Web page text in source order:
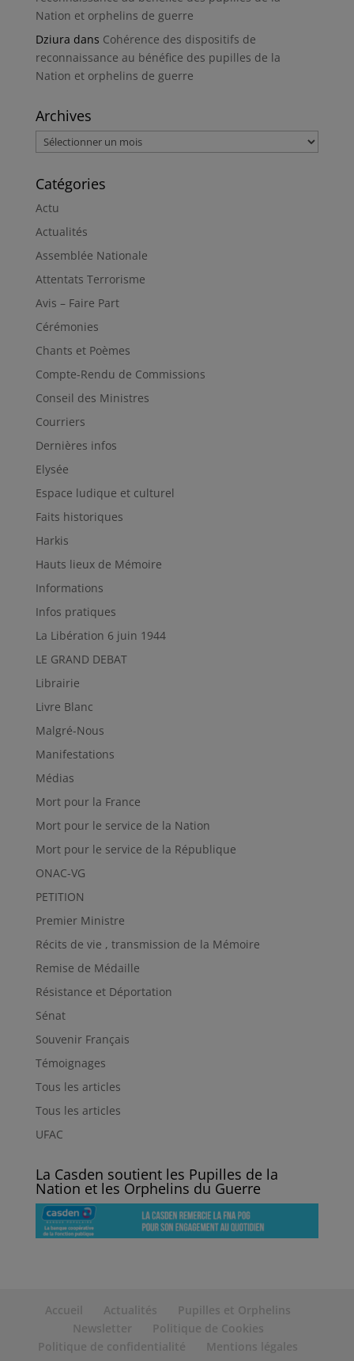
Nation et orphelins de guerre
Dziura dans Cohérence des dispositifs de
reconnaissance au bénéfice des pupilles de la
Nation et orphelins de guerre
Archives
Archives
Catégories
Actu
Actualités
Assemblée Nationale
Attentats Terrorisme
Avis – Faire Part
Cérémonies
Chants et Poèmes
Compte-Rendu de Commissions
Conseil des Ministres
Courriers
Dernières infos
Elysée
Espace ludique et culturel
Faits historiques
Harkis
Hauts lieux de Mémoire
Informations
Infos pratiques
La Libération 6 juin 1944
LE GRAND DEBAT
Librairie
Livre Blanc
Malgré-Nous
Manifestations
Médias
Mort pour la France
Mort pour le service de la Nation
Mort pour le service de la République
ONAC-VG
PETITION
Premier Ministre
Récits de vie , transmission de la Mémoire
Remise de Médaille
Résistance et Déportation
Sénat
Souvenir Français
Témoignages
Tous les articles
Tous les articles
UFAC
La Casden soutient les Pupilles de la
Nation et les Orphelins du Guerre
Accueil Actualités
Pupilles et Orphelins
Newsletter
Politique de Cookies
Politique de confidentialité
Mentions légales